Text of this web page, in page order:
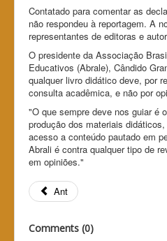
Contatado para comentar as
não respondeu à reportagem. A
representantes de editoras e
O presidente da Associação
Educativos (Abrale), Cândido
qualquer livro didático deve, por
consulta acadêmica, e não por
"O que sempre deve nos guiar é
produção dos materiais
acesso a conteúdo pautado em
Abrali é contra qualquer tipo de
em opiniões."
Ant
Comments (0)